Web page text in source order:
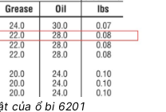
của ổ bi 6201